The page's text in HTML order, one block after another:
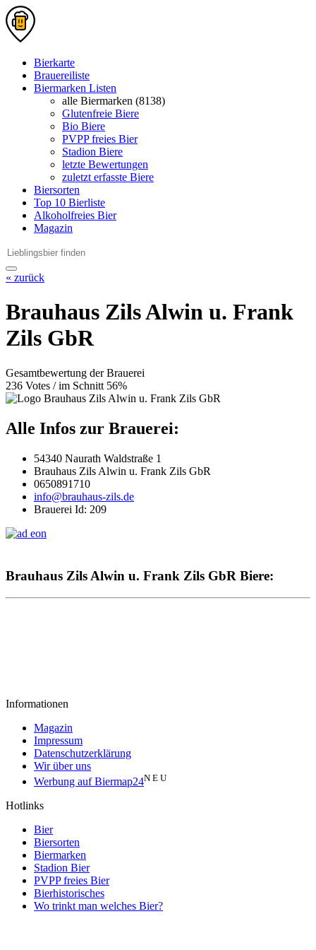
Bierkarte
Brauereiliste
Biermarken Listen
alle Biermarken (8138)
Glutenfreie Biere
Bio Biere
PVPP freies Bier
Stadion Biere
letzte Bewertungen
zuletzt erfasste Biere
Biersorten
Top 10 Bierliste
Alkoholfreies Bier
Magazin
« zurück
Brauhaus Zils Alwin u. Frank
Zils GbR
Gesamtbewertung der Brauerei
236 Votes / im Schnitt 56%
Alle Infos zur Brauerei:
54340 Naurath Waldstraße 1
Brauhaus Zils Alwin u. Frank Zils GbR
0650891710
info@brauhaus-zils.de
Brauerei Id: 209
Brauhaus Zils Alwin u. Frank Zils GbR Biere:
Informationen
Magazin
Impressum
Datenschutzerklärung
Wir über uns
Werbung auf Biermap24N E U
Hotlinks
Bier
Biersorten
Biermarken
Stadion Bier
PVPP freies Bier
Bierhistorisches
Wo trinkt man welches Bier?